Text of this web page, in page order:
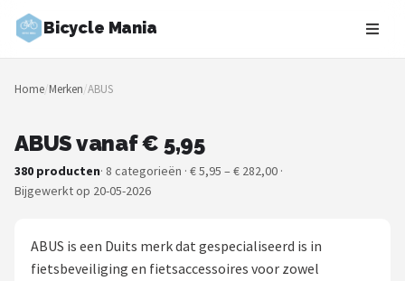
Bicycle Mania
Zoeken
NAVIGATIE
Merken
Fietsroutes
Home/Merken/ABUS
ABUS vanaf € 5,95
380 producten· 8 categorieën · € 5,95 – € 282,00 ·
Bijgewerkt op 20-05-2026
ABUS is een Duits merk dat gespecialiseerd is in
fietsbeveiliging en fietsaccessoires voor zowel